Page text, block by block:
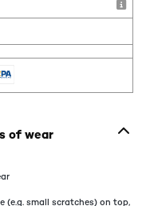
of wear
(e.g. small scratches) on top,